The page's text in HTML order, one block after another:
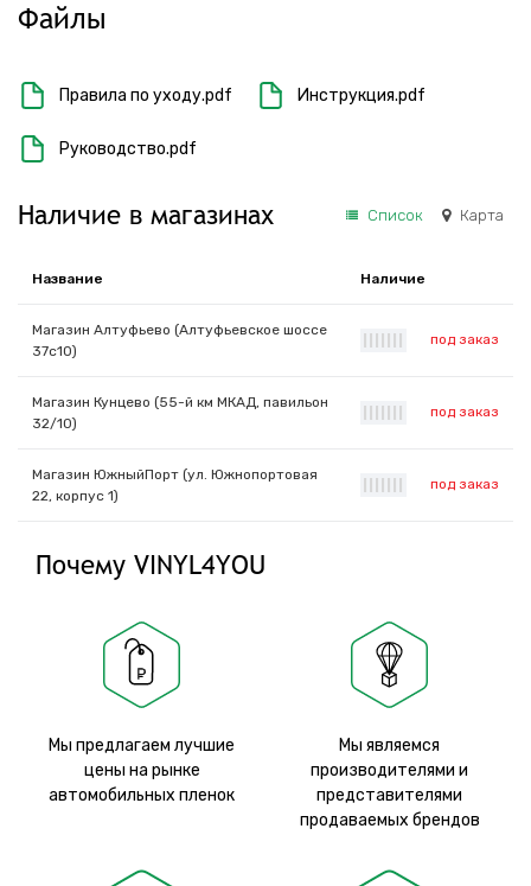
Файлы
Правила по уходу.pdf Инструкция.pdf
Руководство.pdf
Наличие в магазинах Список Карта
Название Наличие
Магазин Алтуфьево (Алтуфьевское шоссе
37с10)
под заказ
Магазин Кунцево (55-й км МКАД, павильон
32/10)
под заказ
Магазин ЮжныйПорт (ул. Южнопортовая
22, корпус 1)
под заказ
Почему VINYL4YOU
Мы предлагаем лучшие
цены на рынке
автомобильных пленок
Мы являемся
производителями и
представителями
продаваемых брендов